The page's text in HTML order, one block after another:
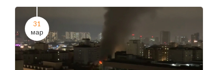
31
мар